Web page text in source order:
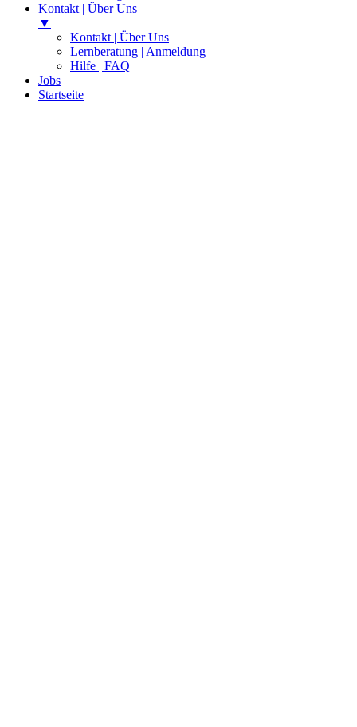
Kontakt | Über Uns
▼
Kontakt | Über Uns
Lernberatung | Anmeldung
Hilfe | FAQ
Jobs
Startseite